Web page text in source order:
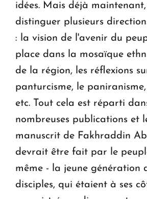
idées. Mais déjà
distinguer plusieurs
: la vision de l'avenir du
place dans la mosaïque
de la région, les réflexions
panturcisme, le
etc. Tout cela est réparti
nombreuses publications et
manuscrit de Fakhraddin
devrait être fait par le
même - la jeune génération
disciples, qui étaient à ses